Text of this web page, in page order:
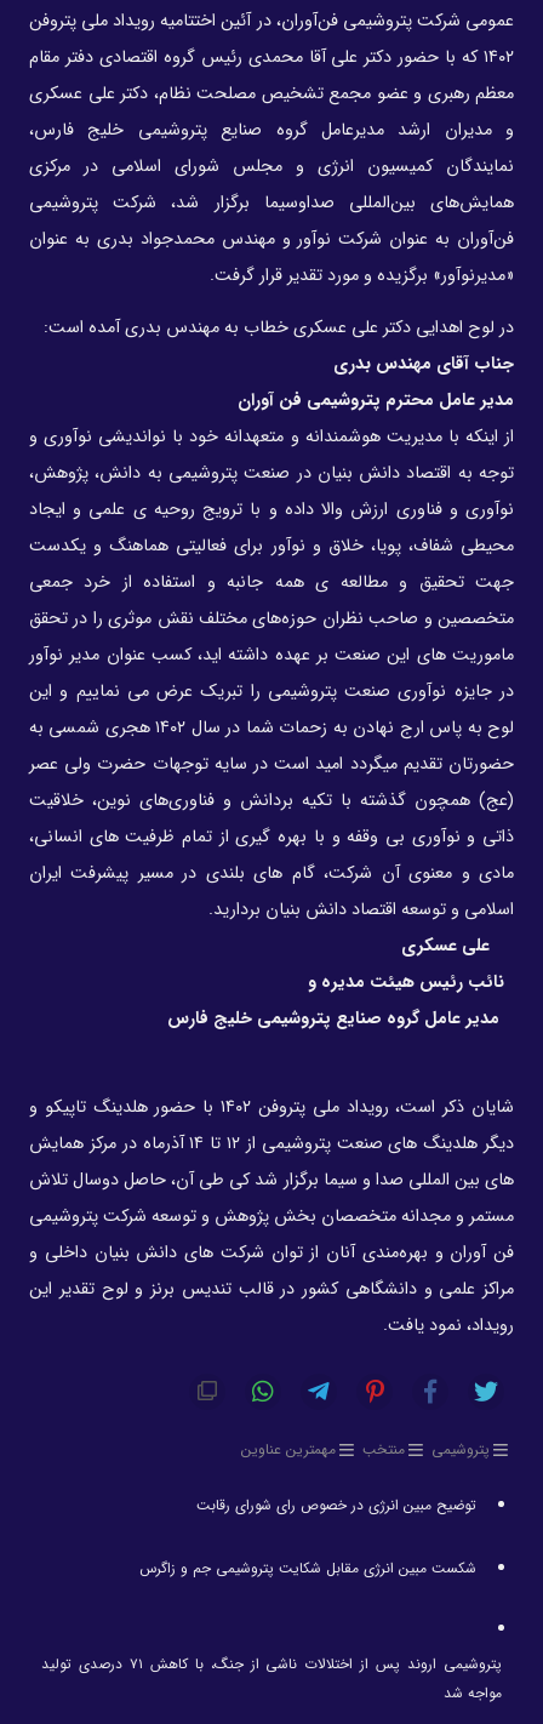
عمومی شرکت پتروشیمی فن‌آوران، در آئین اختتامیه رویداد ملی پتروفن
۱۴۰۲ که با حضور دکتر علی آقا محمدی رئیس گروه اقتصادی دفتر مقام
معظم رهبری و عضو مجمع تشخیص مصلحت نظام، دکتر علی عسکری
و مدیران ارشد مدیرعامل گروه صنایع پتروشیمی خلیج فارس،
نمایندگان کمیسیون انرژی و مجلس شورای اسلامی در مرکزی
همایش‌های بین‌المللی صداوسیما برگزار شد، شرکت پتروشیمی
فن‌آوران به عنوان شرکت نوآور و مهندس محمدجواد بدری به عنوان
«مدیرنوآور» برگزیده و مورد تقدیر قرار گرفت.
در لوح اهدایی دکتر علی عسکری خطاب به مهندس بدری آمده است:
جناب آقای مهندس بدری
مدیر عامل محترم پتروشیمی فن آوران
از اینکه با مدیریت هوشمندانه و متعهدانه خود با نواندیشی نوآوری و
توجه به اقتصاد دانش بنیان در صنعت پتروشیمی به دانش، پژوهش،
نوآوری و فناوری ارزش والا داده و با ترویج روحیه ی علمی و ایجاد
محیطی شفاف، پویا، خلاق و نوآور برای فعالیتی هماهنگ و یکدست
جهت تحقیق و مطالعه ی همه جانبه و استفاده از خرد جمعی
متخصصین و صاحب نظران حوزه‌های مختلف نقش موثری را در تحقق
ماموریت های این صنعت بر عهده داشته اید، کسب عنوان مدیر نوآور
در جایزه نوآوری صنعت پتروشیمی را تبریک عرض می نماییم و این
لوح به پاس ارج نهادن به زحمات شما در سال ۱۴۰۲ هجری شمسی به
حضورتان تقدیم میگردد امید است در سایه توجهات حضرت ولی عصر
(عج) همچون گذشته با تکیه بردانش و فناوری‌های نوین، خلاقیت
ذاتی و نوآوری بی وقفه و با بهره گیری از تمام ظرفیت های انسانی،
مادی و معنوی آن شرکت، گام های بلندی در مسیر پیشرفت ایران
اسلامی و توسعه اقتصاد دانش بنیان بردارید.
علی عسکری
نائب رئیس هیئت مدیره و
مدیر عامل گروه صنایع پتروشیمی خلیج فارس
شایان ذکر است، رویداد ملی پتروفن ۱۴۰۲ با حضور هلدینگ تاپیکو و
دیگر هلدینگ های صنعت پتروشیمی از ۱۲ تا ۱۴ آذرماه در مرکز همایش
های بین المللی صدا و سیما برگزار شد کی طی آن، حاصل دوسال تلاش
مستمر و‌ مجدانه متخصصان بخش پژوهش و توسعه شرکت پتروشیمی
فن آوران و بهره‌مندی آنان از توان شرکت های دانش بنیان داخلی و
مراکز علمی و دانشگاهی کشور در قالب تندیس برنز و لوح تقدیر این
رویداد، نمود یافت.
پتروشیمی منتخب مهمترین عناوین
توضیح مبین انرژی در خصوص رای شورای رقابت
شکست مبین انرژی مقابل شکایت پتروشیمی جم و زاگرس
پتروشیمی اروند پس از اختلالات ناشی از جنگ، با کاهش ۷۱ درصدی تولید
مواجه شد